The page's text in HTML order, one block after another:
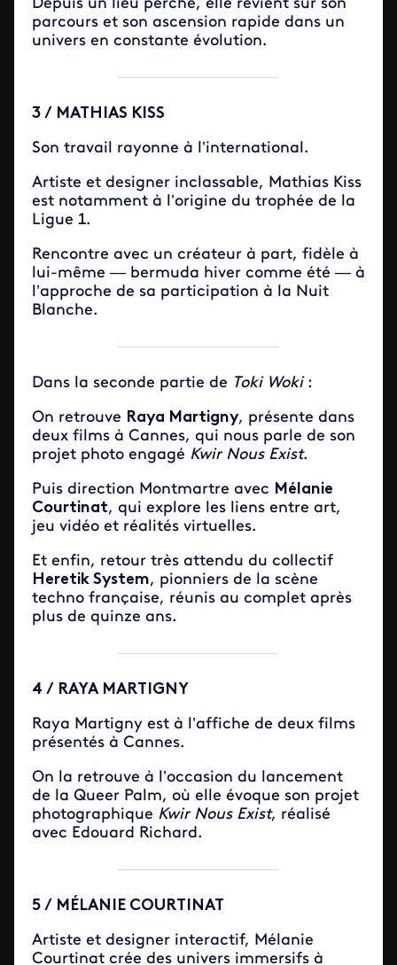
Depuis un lieu perché, elle revient sur son
parcours et son ascension rapide dans un
univers en constante évolution.
3 / MATHIAS KISS
Son travail rayonne à l’international.
Artiste et designer inclassable, Mathias Kiss
est notamment à l’origine du trophée de la
Ligue 1.
Rencontre avec un créateur à part, fidèle à
lui-même — bermuda hiver comme été — à
l’approche de sa participation à la Nuit
Blanche.
Dans la seconde partie de Toki Woki:
On retrouve Raya Martigny, présente dans
deux films à Cannes, qui nous parle de son
projet photo engagé Kwir Nous Exist.
Puis direction Montmartre avec Mélanie
Courtinat, qui explore les liens entre art,
jeu vidéo et réalités virtuelles.
Et enfin, retour très attendu du collectif
Heretik System, pionniers de la scène
techno française, réunis au complet après
plus de quinze ans.
4 / RAYA MARTIGNY
Raya Martigny est à l’affiche de deux films
présentés à Cannes.
On la retrouve à l’occasion du lancement
de la Queer Palm, où elle évoque son projet
photographique Kwir Nous Exist, réalisé
avec Edouard Richard.
5 / MÉLANIE COURTINAT
Artiste et designer interactif, Mélanie
Courtinat crée des univers immersifs à